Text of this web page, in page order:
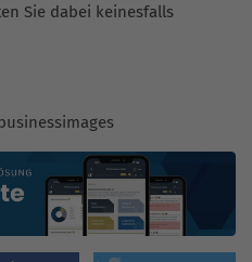
Sie dabei keinesfalls